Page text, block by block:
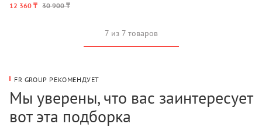
12 360 ₸ 30 900 ₸
7 из 7 товаров
FR GROUP РЕКОМЕНДУЕТ
Мы уверены, что вас заинтересует
вот эта подборка